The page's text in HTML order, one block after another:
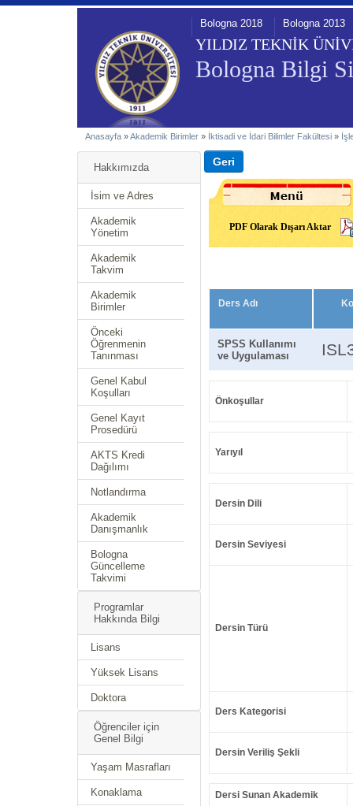
YILDIZ TEKNİK
Bologna Bilgi
Bologna 2018 Bologna 2013
Anasayfa »Akademik Birimler » İktisadi ve İdari Bilimler Fakültesi »
Hakkımızda
İsim ve Adres
Akademik
Yönetim
Akademik
Takvim
Akademik
Birimler
Önceki
Öğrenmenin
Tanınması
Genel Kabul
Koşulları
Genel Kayıt
Prosedürü
AKTS Kredi
Dağılımı
Notlandırma
Akademik
Danışmanlık
Bologna
Güncelleme
Takvimi
Programlar
Hakkında Bilgi
Lisans
Yüksek Lisans
Doktora
Öğrenciler için
Genel Bilgi
Yaşam Masrafları
Konaklama
PDF Olarak Dışarı Aktar
Ders Adı
SPSS Kullanımı
ve Uygulaması
Önkoşullar
Yarıyıl
Dersin Dili
Dersin Seviyesi
Dersin Türü
Ders Kategorisi
Dersin Veriliş Şekli
Dersi Sunan Akademik